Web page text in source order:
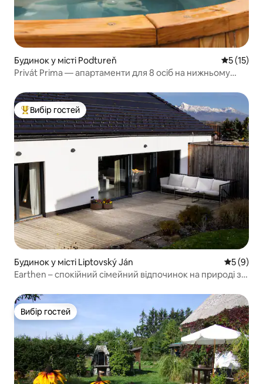
Будинок у місті Podtureň Середня
5 (15)
Privát Prima — апартаменти для 8 осіб на нижньому
Топ вибір гостей
Вибір гостей
Будинок у місті Liptovský Ján Середня
5 (9)
Earthen – спокійний сімейний відпочинок на природі з
Вибір гостей
Вибір гостей